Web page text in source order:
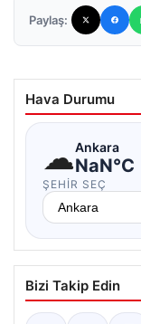
Paylaş:
Hava Durumu
☁Ankara
NaN°C
ŞEHIR SEÇ
Bizi Takip Edin